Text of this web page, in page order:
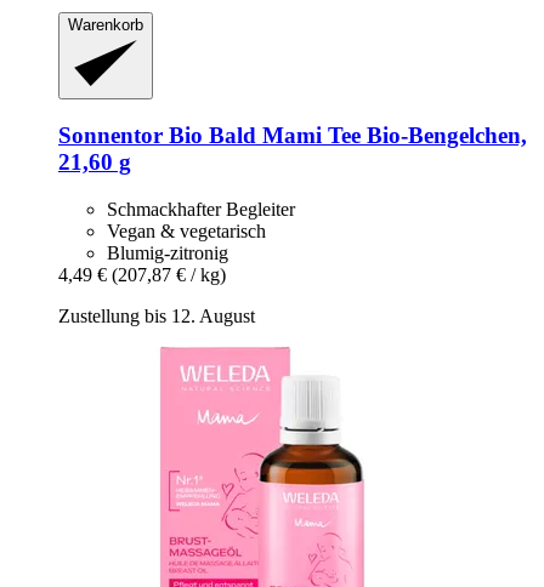
Warenkorb
Sonnentor Bio Bald Mami Tee Bio-​Bengelchen,
21,60 g
Schmackhafter Begleiter
Vegan & vegetarisch
Blumig-zitronig
4,49 € (207,87 € / kg)
Zustellung bis 12. August